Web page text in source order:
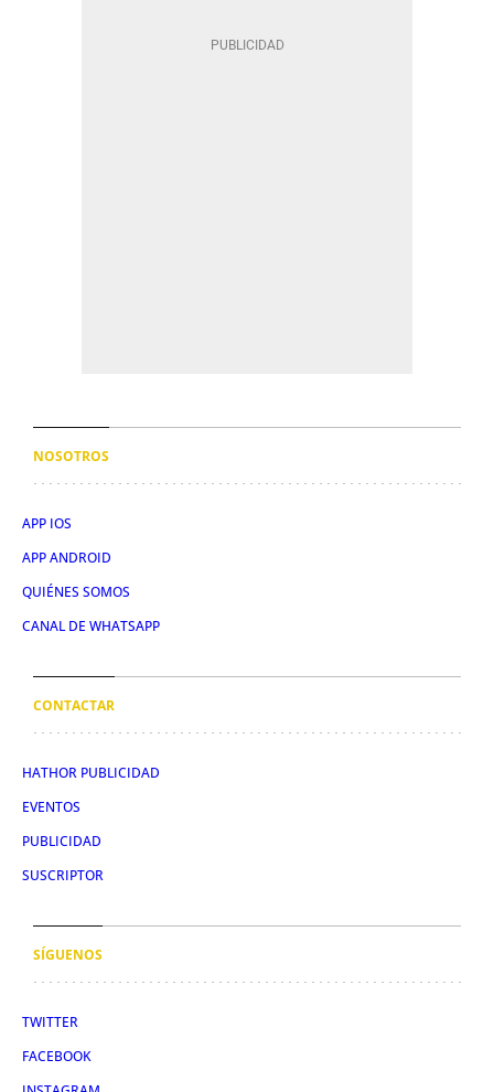
NOSOTROS
APP IOS
APP ANDROID
QUIÉNES SOMOS
CANAL DE WHATSAPP
CONTACTAR
HATHOR PUBLICIDAD
EVENTOS
PUBLICIDAD
SUSCRIPTOR
SÍGUENOS
TWITTER
FACEBOOK